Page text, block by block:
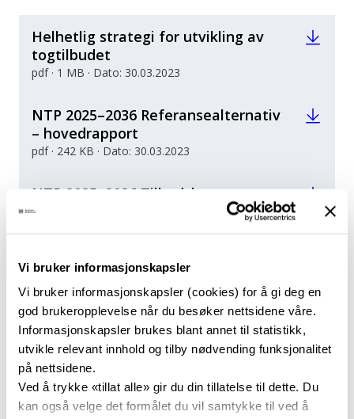
Vi bruker informasjonskapsler
Vi bruker informasjonskapsler (cookies) for å gi deg en
god brukeropplevelse når du besøker nettsidene våre.
Informasjonskapsler brukes blant annet til statistikk,
utvikle relevant innhold og tilby nødvending funksjonalitet
på nettsidene.
Ved å trykke «tillat alle» gir du din tillatelse til dette. Du
kan også velge det formålet du vil samtykke til ved å
Helhetlig strategi for utvikling av
togtilbudet
pdf · 1 MB · Dato: 30.03.2023
NTP 2025–2036 Referansealternativ
– hovedrapport
pdf · 242 KB · Dato: 30.03.2023
NTP 2025–2036 Tilbudsbaserte
effektpakker for InterCity-
strekningene
NTP 2025–2036
Jernbanedirektoratets anbefaling for
videre utvikling av InterCity-
strekningene
pdf · 2 MB · Dato: 25.09.2023
NTP 2025–2036 Tiltaksanalyse: To